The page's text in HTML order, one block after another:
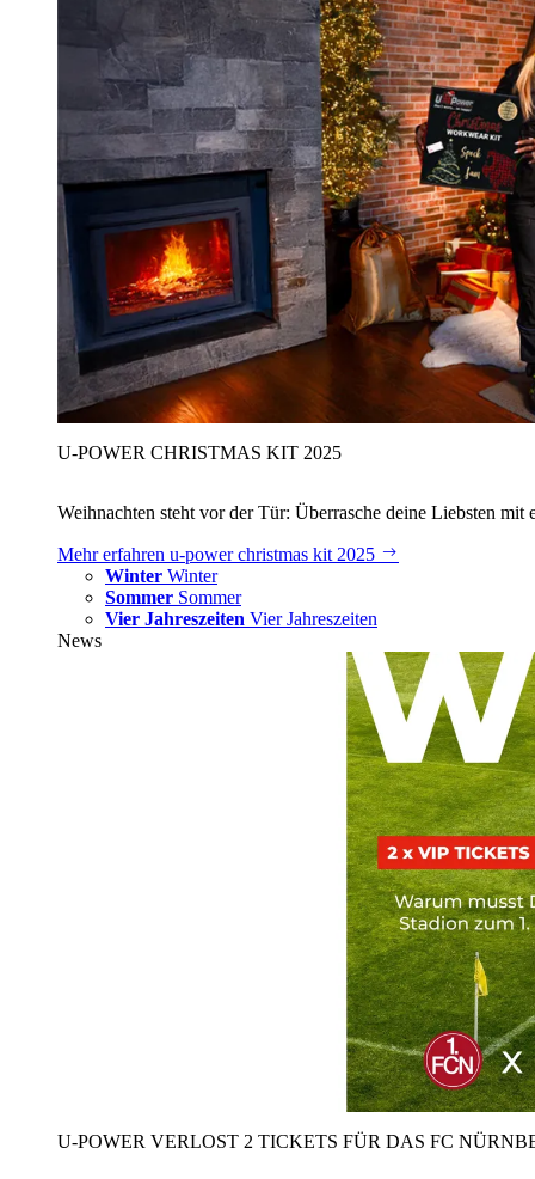
U‑POWER CHRISTMAS KIT 2025
Weihnachten steht vor der Tür: Überrasche deine Liebsten
Mehr erfahren u‑power christmas kit 2025
Winter Winter
Sommer Sommer
Vier Jahreszeiten Vier Jahreszeiten
News
U‑POWER VERLOST 2 TICKETS FÜR DAS FC